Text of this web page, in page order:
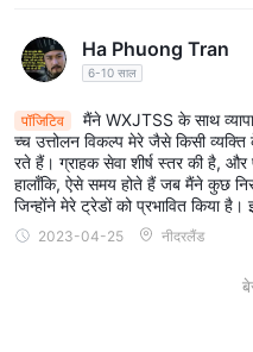
Ha Phuong Tran
6-10 साल
पॉजिटिव
मैंने WXJTSS के साथ
च्च उत्तोलन विकल्प मेरे जैसे किसी
रते हैं। ग्राहक सेवा शीर्ष स्तर की है,
हालाँकि, ऐसे समय होते हैं जब मैंने कुछ
जिन्होंने मेरे ट्रेडों को प्रभावित किया
व्यापार करने का आनंद लेता हूं और
फिसलन के मुद्दों को पछाड़ देते हैं।
2023-04-25 नीदरलैंड